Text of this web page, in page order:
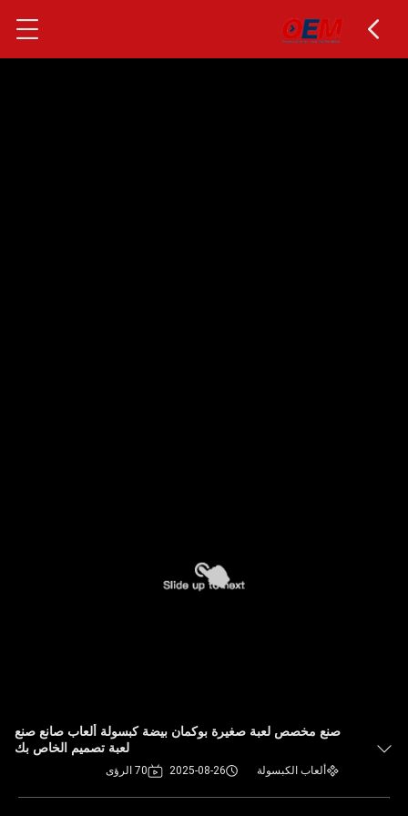
صنع مخصص لعبة صغيرة بوكمان بيضة كبسولة ألعاب صانع صنع
لعبة تصميم الخاص بك
ألعاب الكبسولة 2025-08-26 70 الرؤى